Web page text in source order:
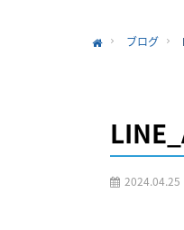
ブログ
2024.04.25